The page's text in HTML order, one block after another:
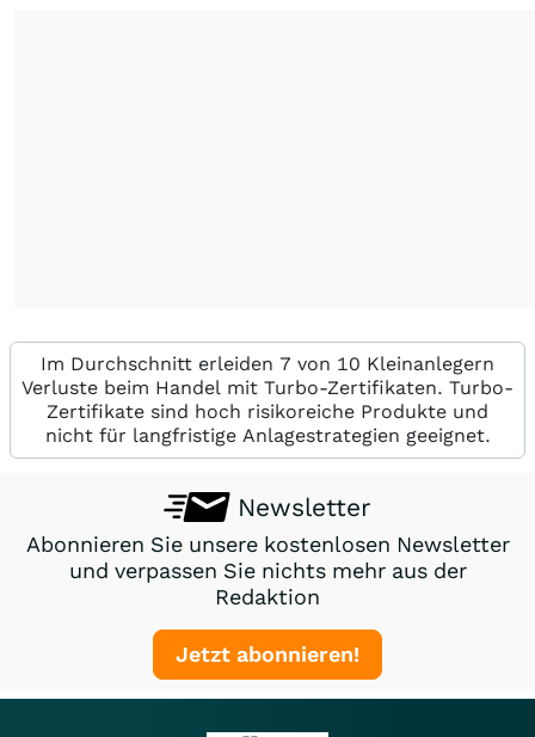
Im Durchschnitt erleiden 7 von 10 Kleinanlegern
Verluste beim Handel mit Turbo-Zertifikaten. Turbo-
Zertifikate sind hoch risikoreiche Produkte und
nicht für langfristige Anlagestrategien geeignet.
Newsletter
Abonnieren Sie unsere kostenlosen Newsletter
und verpassen Sie nichts mehr aus der
Redaktion
Jetzt abonnieren!